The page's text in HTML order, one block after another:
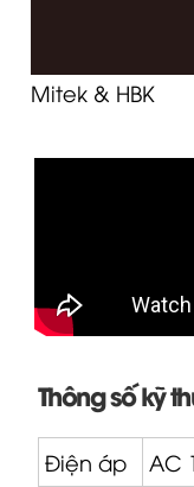
Mitek & HBK
Thông số kỹ
Điện áp AC